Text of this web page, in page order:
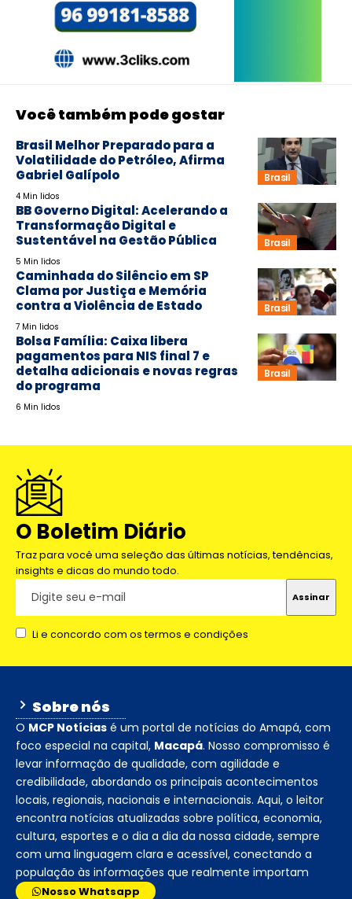
Você também pode gostar
Brasil
Brasil Melhor Preparado para a
Volatilidade do Petróleo, Afirma
Gabriel Galípolo
4 Min lidos
Brasil
BB Governo Digital: Acelerando a
Transformação Digital e
Sustentável na Gestão Pública
5 Min lidos
Brasil
Caminhada do Silêncio em SP
Clama por Justiça e Memória
contra a Violência de Estado
7 Min lidos
Brasil
Bolsa Família: Caixa libera
pagamentos para NIS final 7 e
detalha adicionais e novas regras
do programa
6 Min lidos
O Boletim Diário
Traz para você uma seleção das últimas notícias, tendências,
insights e dicas do mundo todo.
Li e concordo com os termos e condições
Sobre nós
O MCP Notícias é um portal de notícias do Amapá, com
foco especial na capital, Macapá. Nosso compromisso é
levar informação de qualidade, com agilidade e
credibilidade, abordando os principais acontecimentos
locais, regionais, nacionais e internacionais. Aqui, o leitor
encontra notícias atualizadas sobre política, economia,
cultura, esportes e o dia a dia da nossa cidade, sempre
com uma linguagem clara e acessível, conectando a
população às informações que realmente importam
Nosso Whatsapp